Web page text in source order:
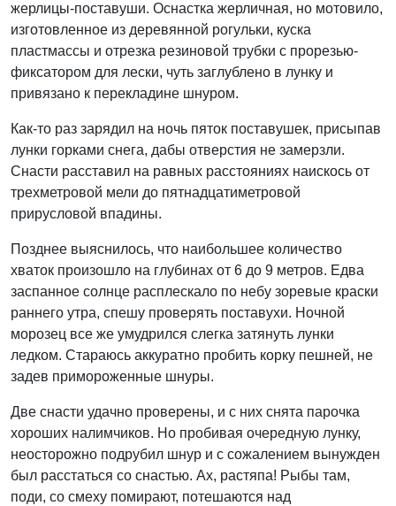
жерлицы-поставуши. Оснастка жерличная, но мотовило,
изготовленное из деревянной рогульки, куска
пластмассы и отрезка резиновой трубки с прорезью-
фиксатором для лески, чуть заглублено в лунку и
привязано к перекладине шнуром.
Как-то раз зарядил на ночь пяток поставушек, присыпав
лунки горками снега, дабы отверстия не замерзли.
Снасти расставил на равных расстояниях наискось от
трехметровой мели до пятнадцатиметровой
прирусловой впадины.
Позднее выяснилось, что наибольшее количество
хваток произошло на глубинах от 6 до 9 метров. Едва
заспанное солнце расплескало по небу зоревые краски
раннего утра, спешу проверять поставухи. Ночной
морозец все же умудрился слегка затянуть лунки
ледком. Стараюсь аккуратно пробить корку пешней, не
задев примороженные шнуры.
Две снасти удачно проверены, и с них снята парочка
хороших налимчиков. Но пробивая очередную лунку,
неосторожно подрубил шнур и с сожалением вынужден
был расстаться со снастью. Ах, растяпа! Рыбы там,
поди, со смеху помирают, потешаются над